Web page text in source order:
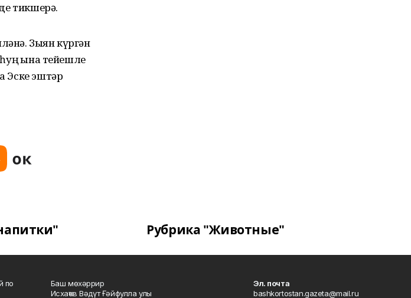
тикшерә.
Зыян күргән
ғына тейешле
Эске эштәр
Рубрика "Животные"
по
Баш мөхәррир
Исхаҡов Вәдүт Ғәйфулла улы
Эл. почта
bashkortostan.gazeta@mail.ru